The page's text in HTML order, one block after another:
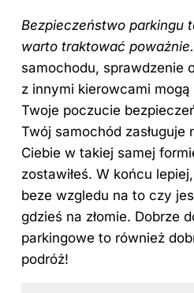
Bezpieczeństwo parkingu
warto traktować poważnie.
samochodu, sprawdzenie
z innymi kierowcami
Twoje poczucie
Twój samochód
Ciebie w takiej samej
zostawiłeś. W końcu
beze wzgledu na to czy
gdzieś na złomie. Dobrze
parkingowe to również
podróż!